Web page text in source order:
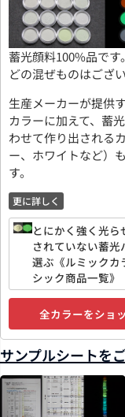
蓄光顔料100%品です
どの混ぜものはござ
生産メーカーが提供
カラーに加えて、蓄
わせて作り出される
ー、ホワイトなど）
す。
更に詳しく
とにかく強く光ら
されていない蓄光
選ぶ《ルミックカ
シック商品一覧》
全カラーをショ
サンプルシートを